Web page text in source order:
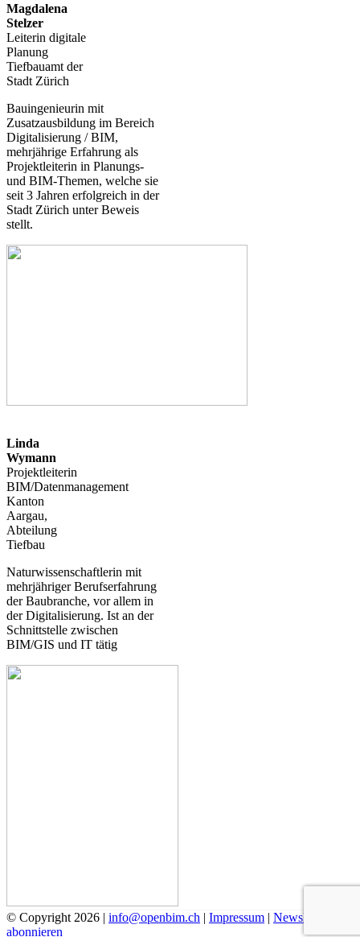
Magdalena
Stelzer
Leiterin digitale
Planung
Tiefbauamt der
Stadt Zürich
Bauingenieurin mit
Zusatzausbildung im Bereich
Digitalisierung / BIM,
mehrjährige Erfahrung als
Projektleiterin in Planungs-
und BIM-Themen, welche sie
seit 3 Jahren erfolgreich in der
Stadt Zürich unter Beweis
stellt.
Linda
Wymann
Projektleiterin
BIM/Datenmanagement
Kanton
Aargau,
Abteilung
Tiefbau
Naturwissenschaftlerin mit
mehrjähriger Berufserfahrung
der Baubranche, vor allem in
der Digitalisierung. Ist an der
Schnittstelle zwischen
BIM/GIS und IT tätig
© Copyright 2026 | info@openbim.ch | Impressum | Newsletter
abonnieren